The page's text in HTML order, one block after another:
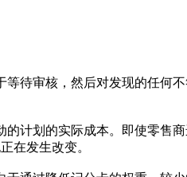
待审核，然后对发现的任何
计划的实际成本。即使零售
在发生改变。